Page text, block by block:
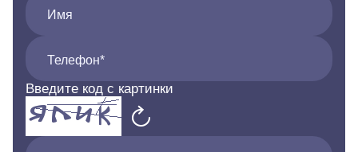
Имя
Телефон*
Введите код с картинки